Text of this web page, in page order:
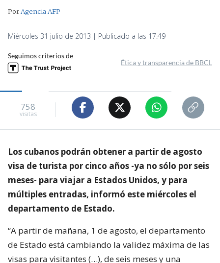
PorAgencia AFP
Miércoles 31 julio de 2013 | Publicado a las 17:49
Seguimos criterios de
Ética y transparencia de BBCL
758
visitas
Los cubanos podrán obtener a partir de agosto
visa de turista por cinco años -ya no sólo por seis
meses- para viajar a Estados Unidos, y para
múltiples entradas, informó este miércoles el
departamento de Estado.
“A partir de mañana, 1 de agosto, el departamento
de Estado está cambiando la validez máxima de las
visas para visitantes (…), de seis meses y una